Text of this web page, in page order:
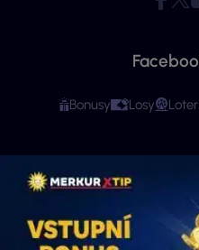
Bonusy Losy
Copyright © 2026 - Všechna práva
varuje: Účastí na hazardní hře
informační charakter. Veškeré
Provozovatelem webu je ExeMedia